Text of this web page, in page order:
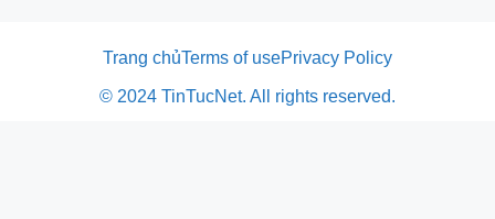
Trang chủTerms of usePrivacy Policy
© 2024 TinTucNet. All rights reserved.